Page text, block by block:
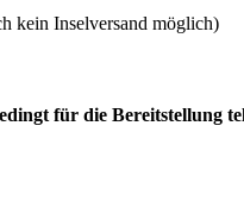
kein Inselversand möglich)
für die Bereitstellung